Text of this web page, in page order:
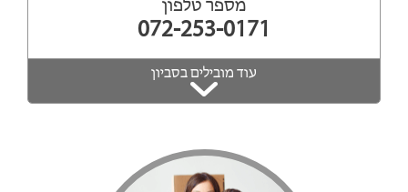
מספר טלפון
072-253-0171
עוד מובילים בסביון